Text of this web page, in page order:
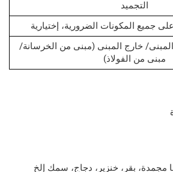
الضرورية، إختيارية
المبنى (مبنى من الخرسانة/
خنزير، دجاج، سمك إلخ